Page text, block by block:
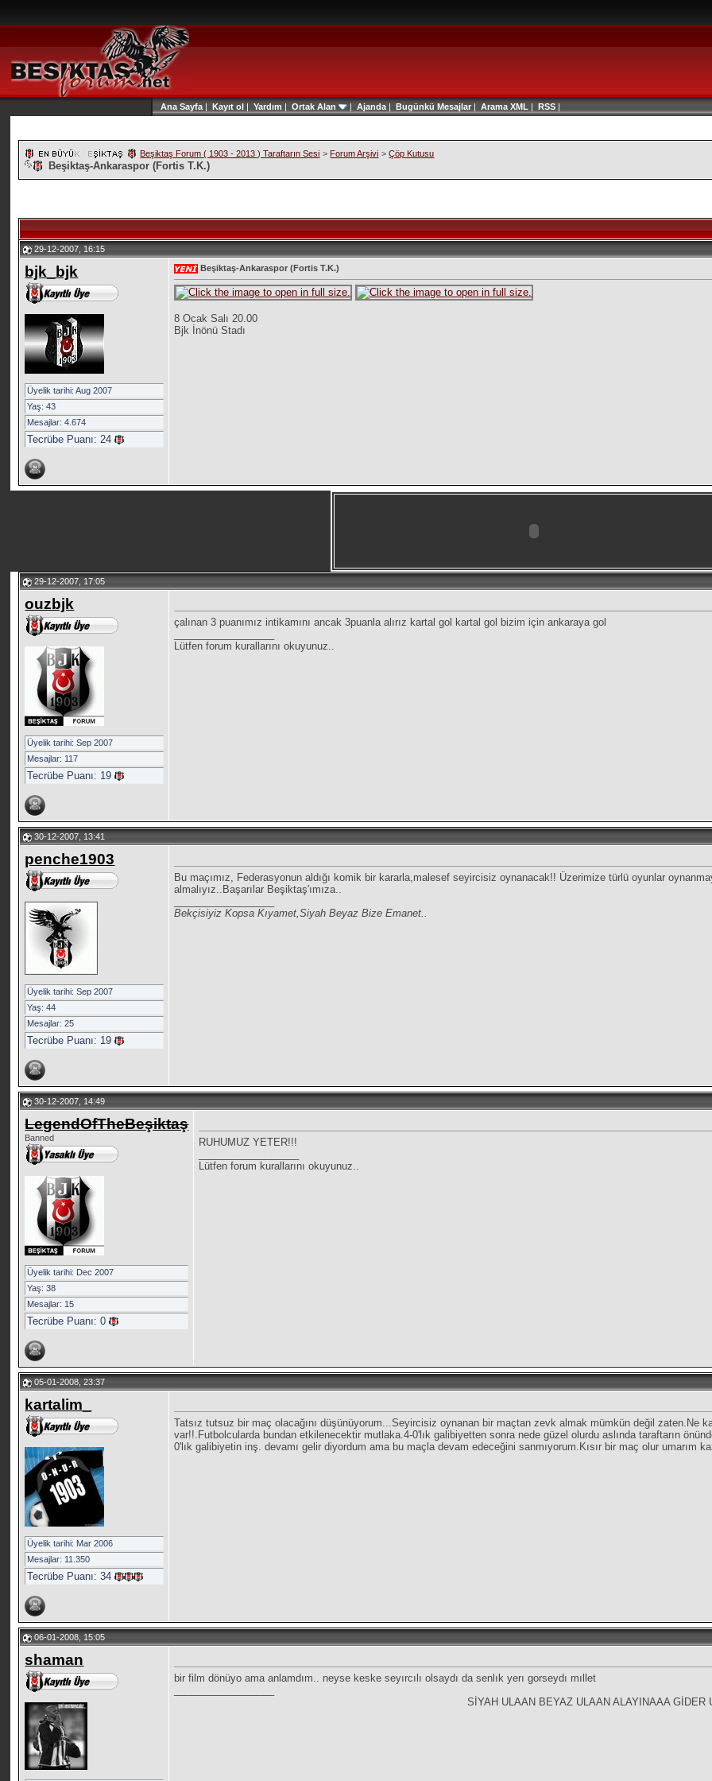
Ana Sayfa | Kayıt ol | Yardım | Ortak Alan | Ajanda | Bugünkü Mesajlar| Arama XML | RSS |
Beşiktaş Forum ( 1903 - 2013 ) Taraftarın Sesi > Forum Arşivi >Çöp Kutusu
Beşiktaş-Ankaraspor (Fortis T.K.)
29-12-2007, 16:15
bjk_bjk
Üyelik tarihi: Aug 2007
Yaş: 43
Mesajlar: 4.674
Tecrübe Puanı:24
Beşiktaş-Ankaraspor (Fortis T.K.)
8 Ocak Salı 20.00
Bjk İnönü Stadı
29-12-2007, 17:05
ouzbjk
Üyelik tarihi: Sep 2007
Mesajlar: 117
Tecrübe Puanı: 19
çalınan 3 puanımız intikamını ancak 3puanla alırız kartal gol kartal gol bizim için ankaraya gol
Lütfen forum kurallarını okuyunuz..
30-12-2007, 13:41
penche1903
Üyelik tarihi: Sep 2007
Yaş: 44
Mesajlar: 25
Tecrübe Puanı: 19
Bu maçımız, Federasyonun aldığı komik bir kararla,malesef seyircisiz oynanacak!! Üzerimize türlü oyunlar
almalıyız..Başarılar Beşiktaş'ımıza..
Bekçisiyiz Kopsa Kıyamet,Siyah Beyaz Bize Emanet..
30-12-2007, 14:49
LegendOfTheBeşiktaş
Banned
Üyelik tarihi: Dec 2007
Yaş: 38
Mesajlar: 15
Tecrübe Puanı:0
RUHUMUZ YETER!!!
Lütfen forum kurallarını okuyunuz..
05-01-2008, 23:37
kartalim_
Üyelik tarihi: Mar 2006
Mesajlar: 11.350
Tecrübe Puanı:34
Tatsız tutsuz bir maç olacağını düşünüyorum...Seyircisiz oynanan bir maçtan zevk almak mümkün değil zaten.Ne
var!!.Futbolcularda bundan etkilenecektir mutlaka.4-0'lık galibiyetten sonra nede güzel olurdu aslında taraftarın
0'lık galibiyetin inş. devamı gelir diyordum ama bu maçla devam edeceğini sanmıyorum.Kısır bir maç olur umarım
06-01-2008, 15:05
shaman
bir film dönüyo ama anlamdım.. neyse keske seyırcılı olsaydı da senlık yerı gorseydı mıllet
SİYAH ULAAN BEYAZ ULAAN ALAYINAAA GİDER